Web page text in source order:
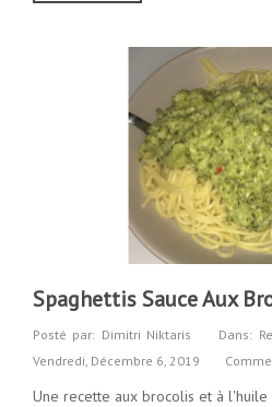
Spaghettis Sauce Aux
Posté par: Dimitri Niktaris Dans:
Vendredi, Décembre 6, 2019
Une recette aux brocolis et à